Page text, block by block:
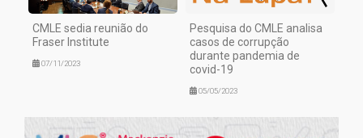
CMLE sedia reunião do
Fraser Institute
07/11/2023
Pesquisa do CMLE analisa
casos de corrupção
durante pandemia de
covid-19
05/05/2023